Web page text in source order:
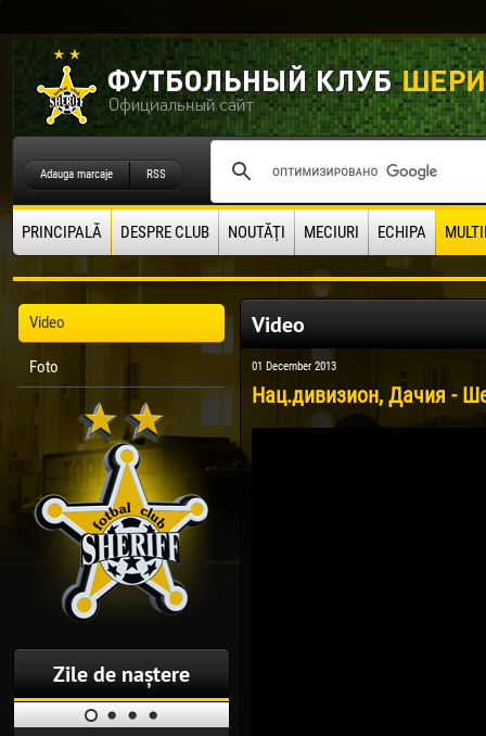
Adauga marcaje RSS
PRINCIPALĂ DESPRE CLUB NOUTĂŢI MECIURI ECHIPA
Video
Foto
Zile de naștere
Video
01 December 2013
Нац.дивизион, Дачия -